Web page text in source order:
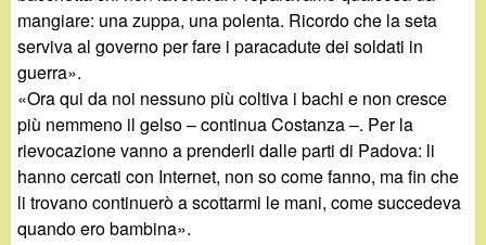
mangiare: una zuppa, una polenta. Ricordo che la seta
serviva al governo per fare i paracadute dei soldati in
guerra».
«Ora qui da noi nessuno più coltiva i bachi e non cresce
più nemmeno il gelso – continua Costanza –. Per la
rievocazione vanno a prenderli dalle parti di Padova: li
hanno cercati con Internet, non so come fanno, ma fin che
li trovano continuerò a scottarmi le mani, come succedeva
quando ero bambina».